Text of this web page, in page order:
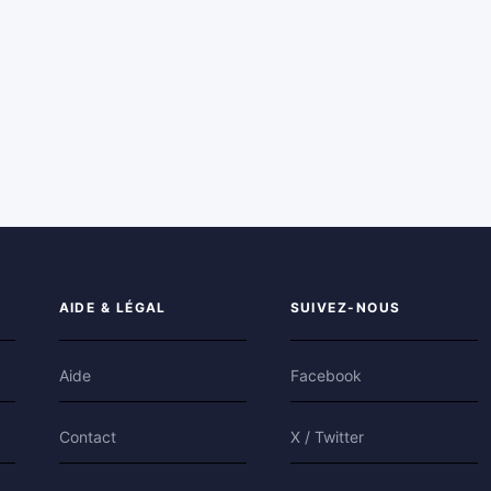
AIDE & LÉGAL
Aide
Contact
SUIVEZ-NOUS
Facebook
X / Twitter